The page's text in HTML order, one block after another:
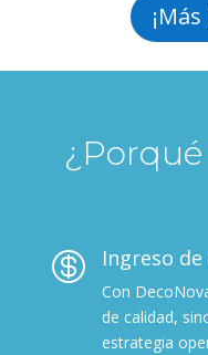
 Ingreso
Con
de calidad,
estrategia